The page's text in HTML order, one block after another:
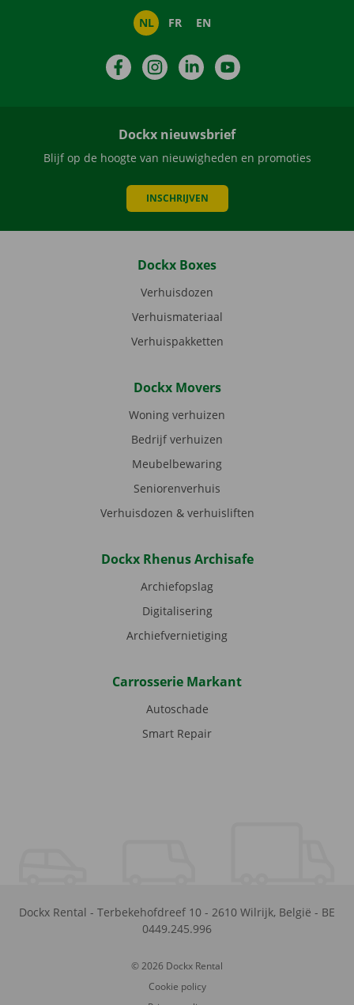
NL FR EN
FacebookInstagramLinkedIn
Dockx nieuwsbrief
Blijf op de hoogte van nieuwigheden en promoties
INSCHRIJVEN
Dockx Boxes
Verhuisdozen
Verhuismateriaal
Verhuispakketten
Dockx Movers
Woning verhuizen
Bedrijf verhuizen
Meubelbewaring
Seniorenverhuis
Verhuisdozen & verhuisliften
Dockx Rhenus Archisafe
Archiefopslag
Digitalisering
Archiefvernietiging
Carrosserie Markant
Autoschade
Smart Repair
Dockx Rental - Terbekehofdreef 10 - 2610 Wilrijk, België - BE
0449.245.996
© 2026 Dockx Rental
Cookie policy